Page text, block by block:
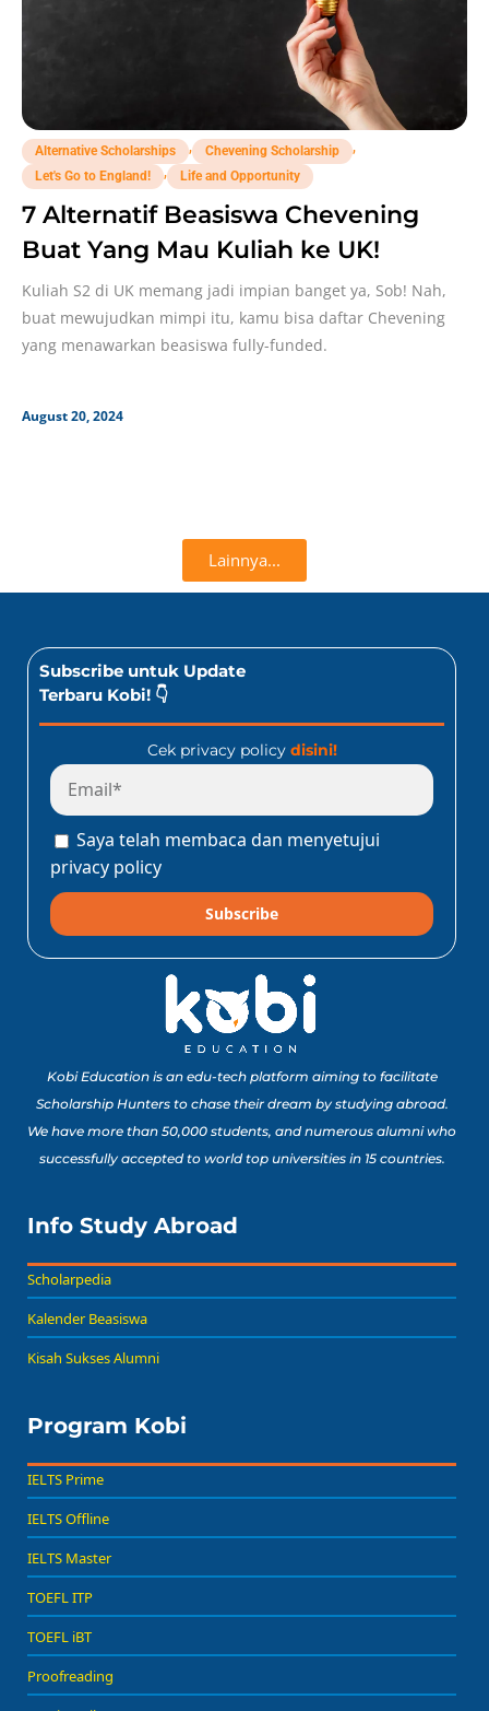
Alternative Scholarships , Chevening Scholarship
,
Let's Go to England!
, Life and Opportunity
7 Alternatif Beasiswa Chevening
Buat Yang Mau Kuliah ke UK!
Kuliah S2 di UK memang jadi impian banget ya, Sob! Nah,
buat mewujudkan mimpi itu, kamu bisa daftar Chevening
yang menawarkan beasiswa fully-funded.
August 20, 2024
Lainnya...
Subscribe untuk Update
Terbaru Kobi! 👇
Cek privacy policy disini!
Saya telah membaca dan menyetujui
privacy policy
Subscribe
Kobi Education is an edu-tech platform aiming to facilitate
Scholarship Hunters to chase their dream by studying abroad.
We have more than 50,000 students, and numerous alumni who
successfully accepted to world top universities in 15 countries.
Info Study Abroad
Scholarpedia
Kalender Beasiswa
Kisah Sukses Alumni
Program Kobi
IELTS Prime
IELTS Offline
IELTS Master
TOEFL ITP
TOEFL iBT
Proofreading